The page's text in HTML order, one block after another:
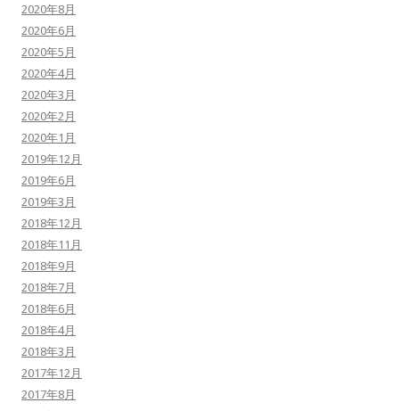
2020年8月
2020年6月
2020年5月
2020年4月
2020年3月
2020年2月
2020年1月
2019年12月
2019年6月
2019年3月
2018年12月
2018年11月
2018年9月
2018年7月
2018年6月
2018年4月
2018年3月
2017年12月
2017年8月